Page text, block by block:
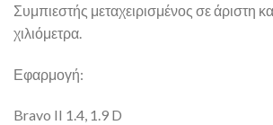
Συμπιεστής μεταχειρισμένος σε άριστη
χιλιόμετρα.
Εφαρμογή:
Bravo II 1.4, 1.9 D